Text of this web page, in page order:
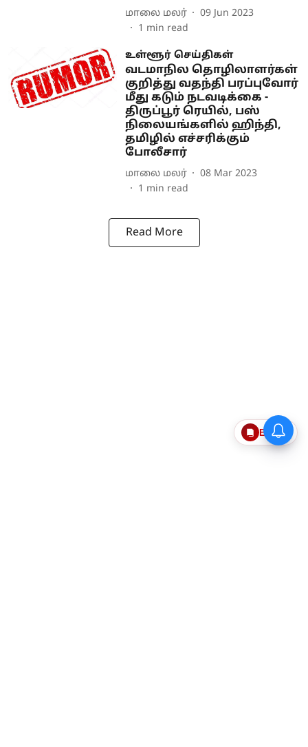
மாலை மலர்
09 Jun 2023
1 min read
உள்ளூர் செய்திகள்
வடமாநில தொழிலாளர்கள்
குறித்து வதந்தி பரப்புவோர்
மீது கடும் நடவடிக்கை -
திருப்பூர் ரெயில், பஸ்
நிலையங்களில் ஹிந்தி,
தமிழில் எச்சரிக்கும்
போலீசார்
மாலை மலர்
08 Mar 2023
1 min read
Read More
Epaper